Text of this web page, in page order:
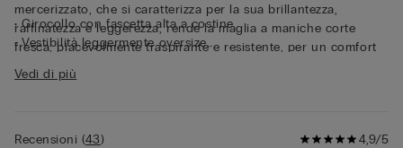
mercerizzato, che si caratterizza per la sua brillantezza,
raffinatezza e leggerezza, rende la maglia a maniche corte
fresca, piacevolmente traspirante e resistente, per un comfort
impeccabile a contatto con la pelle. Il tessuto sottile e il fit
rilassato rendono questa maglia a maniche corte perfetta come
• Girocollo con fascetta alta a costine
• Vestibilità leggermente oversize
Vedi di più
4,9/5
Recensioni(43)